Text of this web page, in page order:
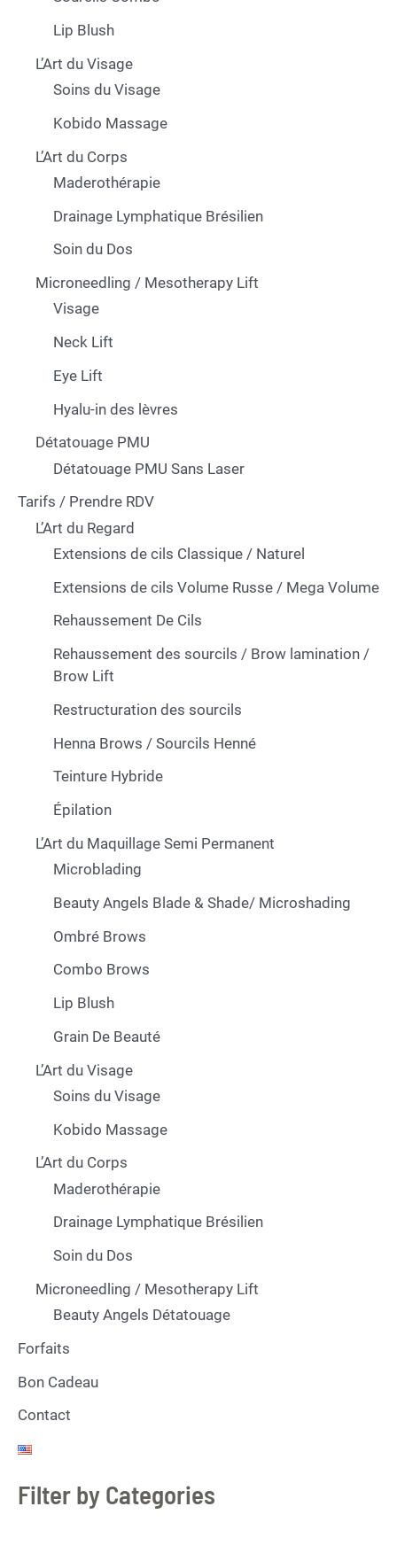
Lip Blush
L’Art du Visage
Soins du Visage
Kobido Massage
L’Art du Corps
Maderothérapie
Drainage Lymphatique Brésilien
Soin du Dos
Microneedling / Mesotherapy Lift
Visage
Neck Lift
Eye Lift
Hyalu-in des lèvres
Détatouage PMU
Détatouage PMU Sans Laser
Tarifs / Prendre RDV
L’Art du Regard
Extensions de cils Classique / Naturel
Extensions de cils Volume Russe / Mega Volume
Rehaussement De Cils
Rehaussement des sourcils / Brow lamination /
Brow Lift
Restructuration des sourcils
Henna Brows / Sourcils Henné
Teinture Hybride
Épilation
L’Art du Maquillage Semi Permanent
Microblading
Beauty Angels Blade & Shade/ Microshading
Ombré Brows
Combo Brows
Lip Blush
Grain De Beauté
L’Art du Visage
Soins du Visage
Kobido Massage
L’Art du Corps
Maderothérapie
Drainage Lymphatique Brésilien
Soin du Dos
Microneedling / Mesotherapy Lift
Beauty Angels Détatouage
Forfaits
Bon Cadeau
Contact
Filter by Categories